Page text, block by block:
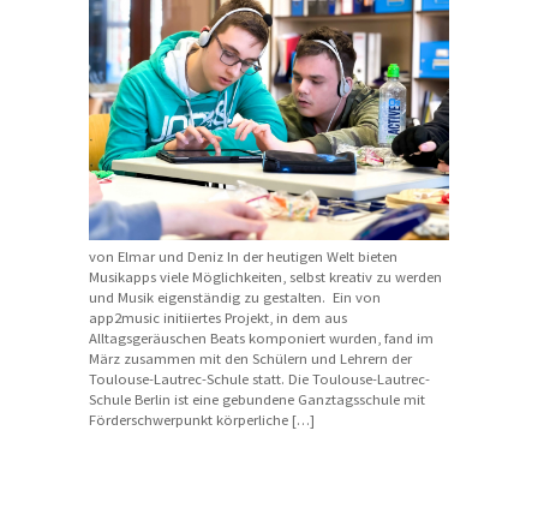
von Elmar und Deniz In der heutigen Welt bieten
Musikapps viele Möglichkeiten, selbst kreativ zu werden
und Musik eigenständig zu gestalten. Ein von
app2music initiiertes Projekt, in dem aus
Alltagsgeräuschen Beats komponiert wurden, fand im
März zusammen mit den Schülern und Lehrern der
Toulouse-Lautrec-Schule statt. Die Toulouse-Lautrec-
Schule Berlin ist eine gebundene Ganztagsschule mit
Förderschwerpunkt körperliche […]